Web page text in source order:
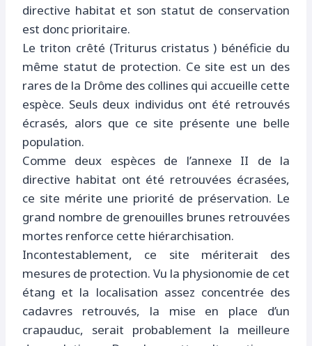
directive habitat et son statut de conservation
est donc prioritaire.
Le triton crêté (Triturus cristatus ) bénéficie du
même statut de protection. Ce site est un des
rares de la Drôme des collines qui accueille cette
espèce. Seuls deux individus ont été retrouvés
écrasés, alors que ce site présente une belle
population.
Comme deux espèces de l’annexe II de la
directive habitat ont été retrouvées écrasées,
ce site mérite une priorité de préservation. Le
grand nombre de grenouilles brunes retrouvées
mortes renforce cette hiérarchisation.
Incontestablement, ce site mériterait des
mesures de protection. Vu la physionomie de cet
étang et la localisation assez concentrée des
cadavres retrouvés, la mise en place d’un
crapauduc, serait probablement la meilleure